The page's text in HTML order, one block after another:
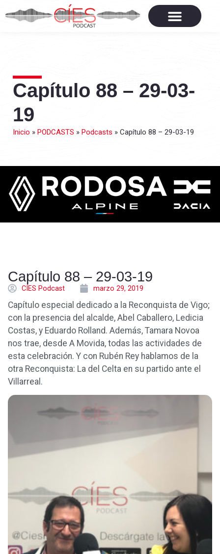
Capítulo 88 – 29-03-
19
Inicio » PODCASTS » Podcasts » Capítulo 88 – 29-03-19
Capítulo 88 – 29-03-19
CÍES Podcast marzo 29, 2019
Capítulo especial dedicado a la Reconquista de Vigo;
con la presencia del alcalde, Abel Caballero, Ledicia
Costas, y Eduardo Rolland. Además, Tamara Novoa
nos trae, desde A Movida, todas las actividades de
esta celebración. Y con Rubén Rey hablamos de la
otra Reconquista: La del Celta en su partido ante el
Villarreal.